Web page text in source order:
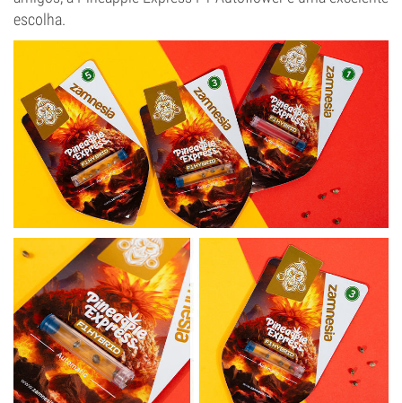
escolha.